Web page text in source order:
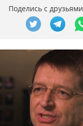
Поделись с друзьями